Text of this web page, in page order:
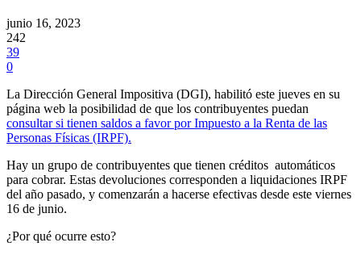
junio 16, 2023
242
39
0
La Dirección General Impositiva (DGI), habilitó este jueves en su
página web la posibilidad de que los contribuyentes puedan
consultar si tienen saldos a favor por Impuesto a la Renta de las
Personas Físicas (IRPF).
Hay un grupo de contribuyentes que tienen créditos automáticos
para cobrar. Estas devoluciones corresponden a liquidaciones IRPF
del año pasado, y comenzarán a hacerse efectivas desde este viernes
16 de junio.
¿Por qué ocurre esto?